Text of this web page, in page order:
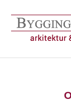
innehåll